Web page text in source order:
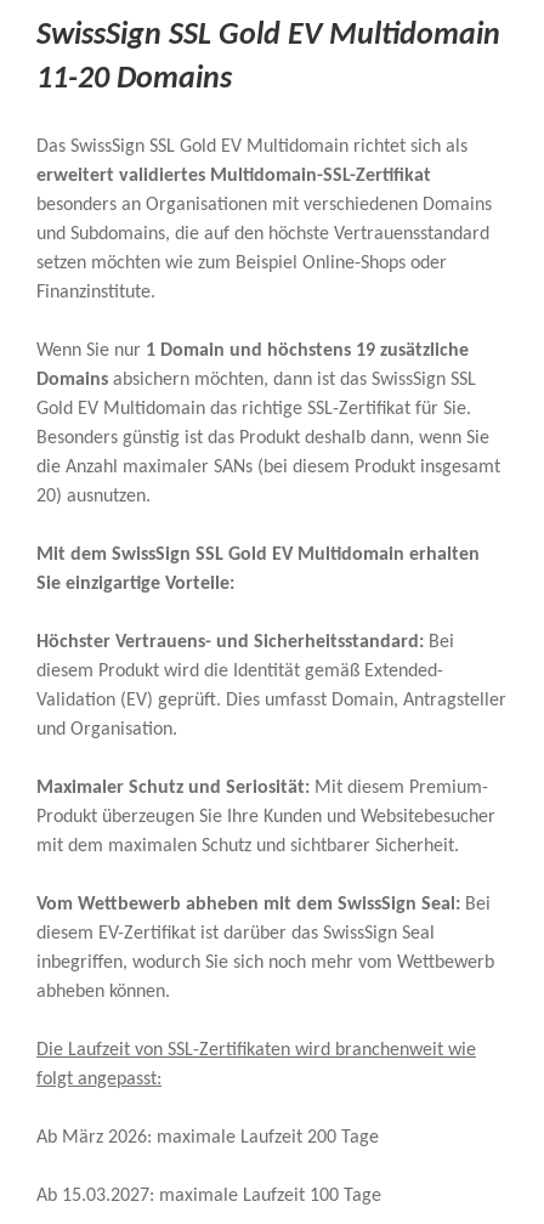
SwissSign SSL Gold EV Multidomain
11-20 Domains
Das SwissSign SSL Gold EV Multidomain richtet sich als
erweitert validiertes Multidomain-SSL-Zertifikat
besonders an Organisationen mit verschiedenen Domains
und Subdomains, die auf den höchste Vertrauensstandard
setzen möchten wie zum Beispiel Online-Shops oder
Finanzinstitute.
Wenn Sie nur 1 Domain und höchstens 19 zusätzliche
Domains absichern möchten, dann ist das SwissSign SSL
Gold EV Multidomain das richtige SSL-Zertifikat für Sie.
Besonders günstig ist das Produkt deshalb dann, wenn Sie
die Anzahl maximaler SANs (bei diesem Produkt insgesamt
20) ausnutzen.
Mit dem SwissSign SSL Gold EV Multidomain erhalten
Sie einzigartige Vorteile:
Höchster Vertrauens- und Sicherheitsstandard: Bei
diesem Produkt wird die Identität gemäß Extended-
Validation (EV) geprüft. Dies umfasst Domain, Antragsteller
und Organisation.
Maximaler Schutz und Seriosität: Mit diesem Premium-
Produkt überzeugen Sie Ihre Kunden und Websitebesucher
mit dem maximalen Schutz und sichtbarer Sicherheit.
Vom Wettbewerb abheben mit dem SwissSign Seal: Bei
diesem EV-Zertifikat ist darüber das SwissSign Seal
inbegriffen, wodurch Sie sich noch mehr vom Wettbewerb
abheben können.
Die Laufzeit von SSL-Zertifikaten wird branchenweit wie
folgt angepasst:
Ab März 2026: maximale Laufzeit 200 Tage
Ab 15.03.2027: maximale Laufzeit 100 Tage